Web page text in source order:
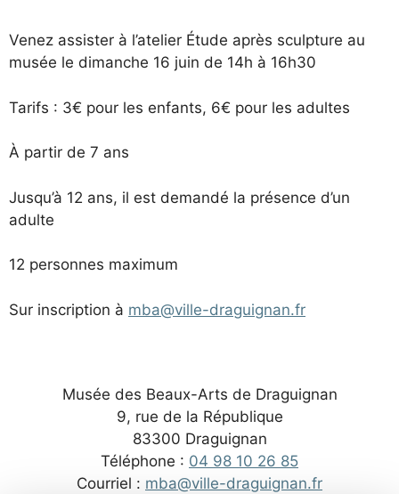
Venez assister à l’atelier Étude après sculpture au
musée le dimanche 16 juin de 14h à 16h30
Tarifs : 3€ pour les enfants, 6€ pour les adultes
À partir de 7 ans
Jusqu’à 12 ans, il est demandé la présence d’un
adulte
12 personnes maximum
Sur inscription à mba@ville-draguignan.fr
Musée des Beaux-Arts de Draguignan
9, rue de la République
83300 Draguignan
Téléphone : 04 98 10 26 85
Courriel : mba@ville-draguignan.fr